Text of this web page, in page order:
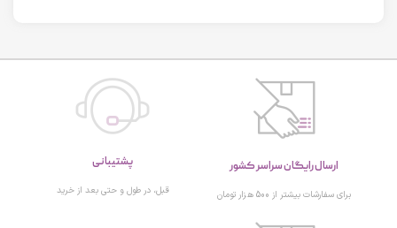
ارسال رایگان سراسر کشور
برای سفارشات بیشتر از 500 هزار تومان
پشتیبانی
قبل، در طول و حتی بعد از خرید